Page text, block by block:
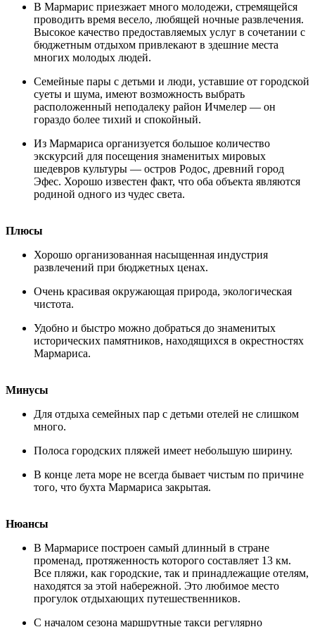
В Мармарис приезжает много молодежи, стремящейся
проводить время весело, любящей ночные развлечения.
Высокое качество предоставляемых услуг в сочетании с
бюджетным отдыхом привлекают в здешние места
многих молодых людей.
Семейные пары с детьми и люди, уставшие от городской
суеты и шума, имеют возможность выбрать
расположенный неподалеку район Ичмелер — он
гораздо более тихий и спокойный.
Из Мармариса организуется большое количество
экскурсий для посещения знаменитых мировых
шедевров культуры — остров Родос, древний город
Эфес. Хорошо известен факт, что оба объекта являются
родиной одного из чудес света.
Плюсы
Хорошо организованная насыщенная индустрия
развлечений при бюджетных ценах.
Очень красивая окружающая природа, экологическая
чистота.
Удобно и быстро можно добраться до знаменитых
исторических памятников, находящихся в окрестностях
Мармариса.
Минусы
Для отдыха семейных пар с детьми отелей не слишком
много.
Полоса городских пляжей имеет небольшую ширину.
В конце лета море не всегда бывает чистым по причине
того, что бухта Мармариса закрытая.
Нюансы
В Мармарисе построен самый длинный в стране
променад, протяженность которого составляет 13 км.
Все пляжи, как городские, так и принадлежащие отелям,
находятся за этой набережной. Это любимое место
прогулок отдыхающих путешественников.
С началом сезона маршрутные такси регулярно